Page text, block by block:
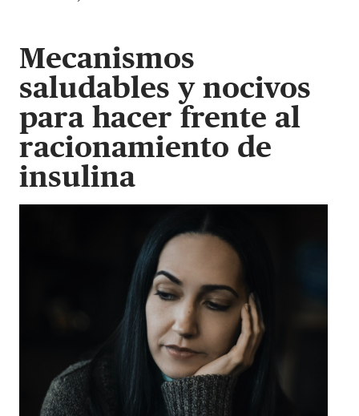
Mecanismos
saludables y nocivos
para hacer frente al
racionamiento de
insulina